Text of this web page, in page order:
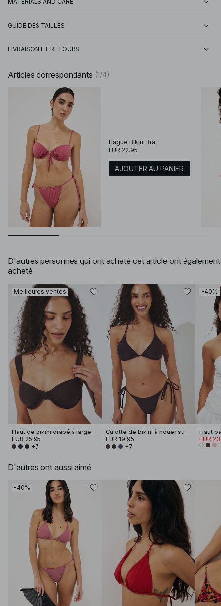
MATERIALS AND CARE
GUIDE DES TAILLES
LIVRAISON ET RETOURS
Articles correspondants (1/4)
Hague Bikini Bra
EUR 22.95
AJOUTER AU PANIER
D'autres personnes qui ont acheté cet article ont également
acheté
Meilleures ventes
Haut de bikini drapé à larges bretelles
EUR 25.95
+7
Culotte de bikini à nouer sur le côté
EUR 19.95
+7
-40%
Haut
EUR
D'autres ont aussi aimé
-40%